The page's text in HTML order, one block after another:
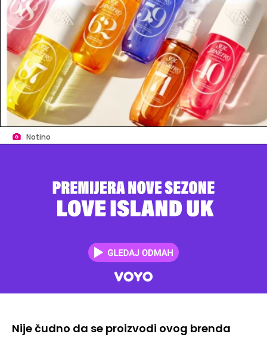
Notino
Nije čudno da se proizvodi ovog brenda